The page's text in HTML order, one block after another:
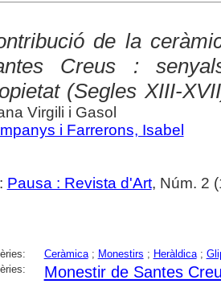
de la
Creus :
(Segles XIII-
Virgili i Gasol
i Farrerons, Isabel
Pausa : Revista d'Art, Núm. 2
Ceràmica; Monestirs ; Heràldica;
Monestir de Santes